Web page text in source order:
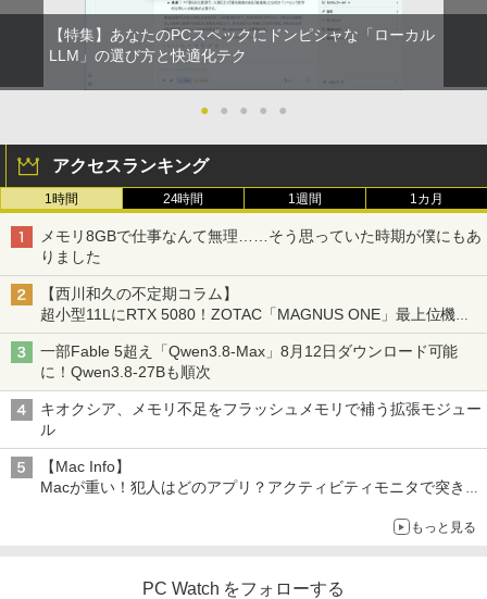
【特集】あなたのPCスペックにドンピシャな「ローカル
LLM」の選び方と快適化テク
● ● ● ● ●
アクセスランキング
1時間 24時間 1週間 1カ月
メモリ8GBで仕事なんて無理……そう思っていた時期が僕にもあ
りました
【西川和久の不定期コラム】
超小型11LにRTX 5080！ZOTAC「MAGNUS ONE」最上位機の
実力を探る
一部Fable 5超え「Qwen3.8-Max」8月12日ダウンロード可能
に！Qwen3.8-27Bも順次
キオクシア、メモリ不足をフラッシュメモリで補う拡張モジュー
ル
【Mac Info】
Macが重い！犯人はどのアプリ？アクティビティモニタで突き止
もっと見る
PC Watch をフォローする